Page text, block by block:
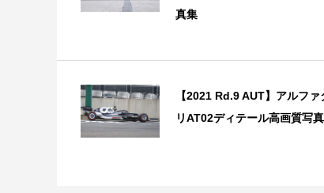
真集
【2021 Rd.9 AUT】アルファ
リAT02ディテール高画質写